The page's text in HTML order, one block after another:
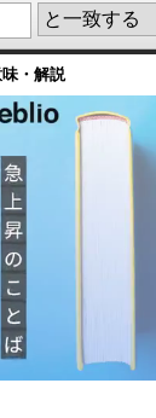
・解説